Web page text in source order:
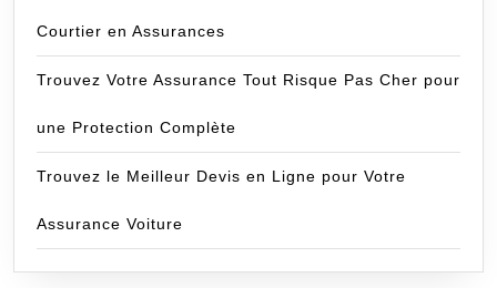
Courtier en Assurances
Trouvez Votre Assurance Tout Risque Pas Cher pour
une Protection Complète
Trouvez le Meilleur Devis en Ligne pour Votre
Assurance Voiture